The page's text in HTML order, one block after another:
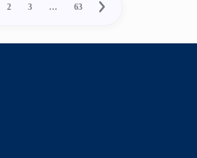
2 3 … 63